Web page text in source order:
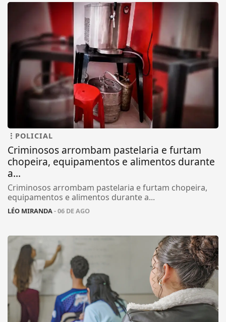
POLICIAL
Criminosos arrombam pastelaria e furtam
chopeira, equipamentos e alimentos durante
a...
Criminosos arrombam pastelaria e furtam chopeira,
equipamentos e alimentos durante a...
LÉO MIRANDA- 06 DE AGO